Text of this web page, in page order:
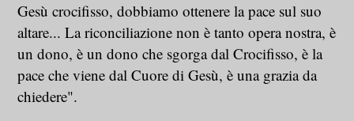
Gesù crocifisso, dobbiamo ottenere la pace sul suo
altare... La riconciliazione non è tanto opera nostra, è
un dono, è un dono che sgorga dal Crocifisso, è la
pace che viene dal Cuore di Gesù, è una grazia da
chiedere".